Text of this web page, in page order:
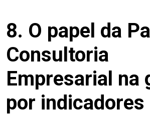
8. O papel da
Consultoria
Empresarial na
por indicadores